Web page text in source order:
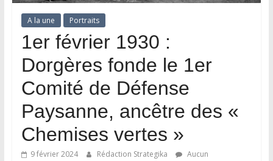
A la une Portraits
1er février 1930 :
Dorgères fonde le 1er
Comité de Défense
Paysanne, ancêtre des «
Chemises vertes »
9 février 2024 Rédaction Strategika
Aucun